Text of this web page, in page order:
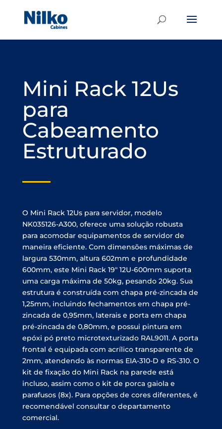
Mini Rack 12Us
para
Cabeamento
Estruturado
O Mini Rack 12Us para servidor, modelo
NK035126-A300, oferece uma solução robusta
para acomodar equipamentos de servidor de
maneira eficiente. Com dimensões máximas de
largura 530mm, altura 602mm e profundidade
600mm, este Mini Rack 19″ 12U-600mm suporta
uma carga máxima de 50kg, pesando 20kg. Sua
estrutura é construída com chapa pré-zincada de
1,25mm, incluindo fechamentos em chapa pré-
zincada de 0,95mm, laterais e porta em chapa
pré-zincada de 0,80mm, e possui pintura em
epóxi pó preto microtexturizado RAL9011. A porta
frontal é equipada com acrílico transparente de
2mm, atendendo às normas EIA-310-D e RS-310. O
kit de fixação do Mini Rack na parede está
incluso, assim como o kit de porca gaiola e
parafusos (8x). Para opções de cores diferentes, é
recomendável consultar o departamento
comercial.